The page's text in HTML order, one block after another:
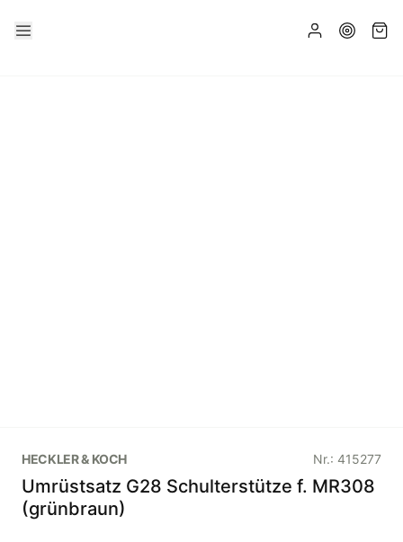
HECKLER & KOCH Nr.: 415277
Umrüstsatz G28 Schulterstütze f. MR308
(grünbraun)